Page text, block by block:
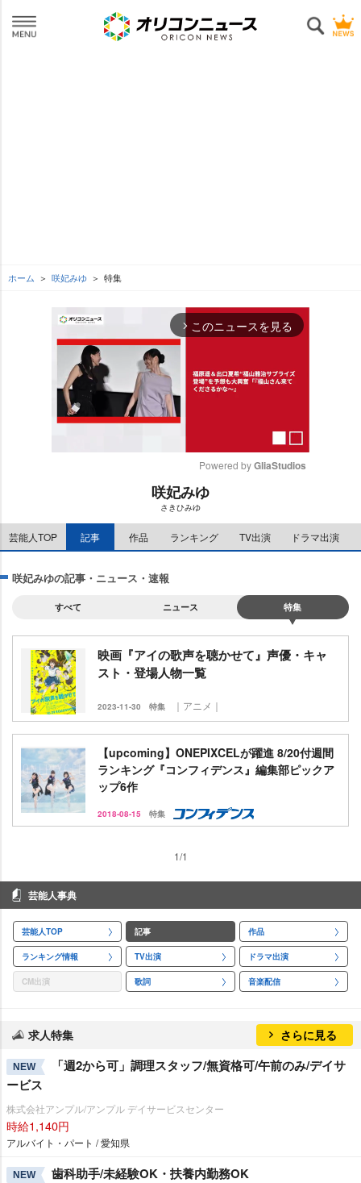
ホーム 咲妃みゆ 特集
arrow_forward_ios このニュースを見る
e
Powered by GliaStudios
咲妃みゆ
さきひみゆ
芸能人TOP 記事 作品 ランキング TV出演 ドラマ出演
咲妃みゆの記事・ニュース・速報
すべて ニュース 特集
映画『アイの歌声を聴かせて』声優・キャ
スト・登場人物一覧
2023-11-30 特集 ｜アニメ｜
【upcoming】ONEPIXCELが躍進 8/20付週間
ランキング『コンフィデンス』編集部ピックア
ップ6作
2018-08-15 特集
1/1
芸能人事典
芸能人TOP 記事 作品
ランキング情報 TV出演 ドラマ出演
CM出演 歌詞 音楽配信
求人特集 さらに見る
NEW
「週2から可」調理スタッフ/無資格可/午前のみ/デイサ
ービス
株式会社アンプル/アンプル デイサービスセンター
時給1,140円
アルバイト・パート / 愛知県
NEW 歯科助手/未経験OK・扶養内勤務OK